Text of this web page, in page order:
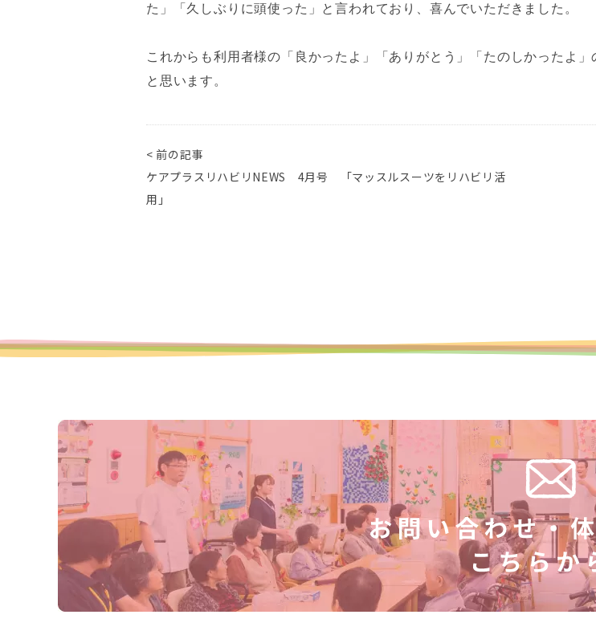
た」「久しぶりに頭使った」と言われており、喜んでいただきました。
これからも利用者様の「良かったよ」「ありがとう」「たのしかったよ
と思います。
< 前の記事
ケアプラスリハビリNEWS 4月号 「マッスルスーツをリハビリ活
用」